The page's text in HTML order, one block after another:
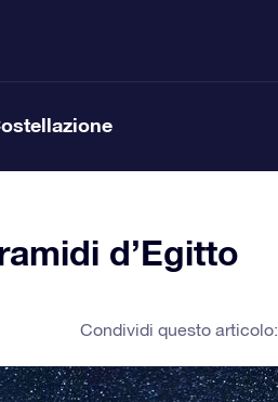
d’Egitto
Condividi questo articolo: